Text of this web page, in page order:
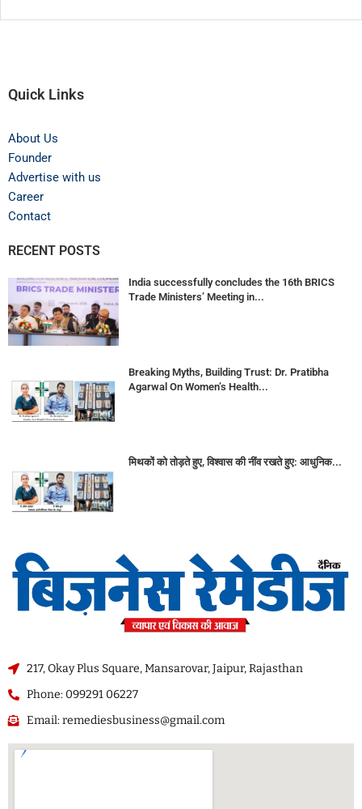
Quick Links
About Us
Founder
Advertise with us
Career
Contact
RECENT POSTS
India successfully concludes the 16th BRICS
Trade Ministers’ Meeting in...
Breaking Myths, Building Trust: Dr. Pratibha
Agarwal On Women’s Health...
मिथकों को तोड़ते हुए, विश्वास की नींव रखते हुए: आधुनिक...
217, Okay Plus Square, Mansarovar, Jaipur, Rajasthan
Phone: 099291 06227
Email: remediesbusiness@gmail.com